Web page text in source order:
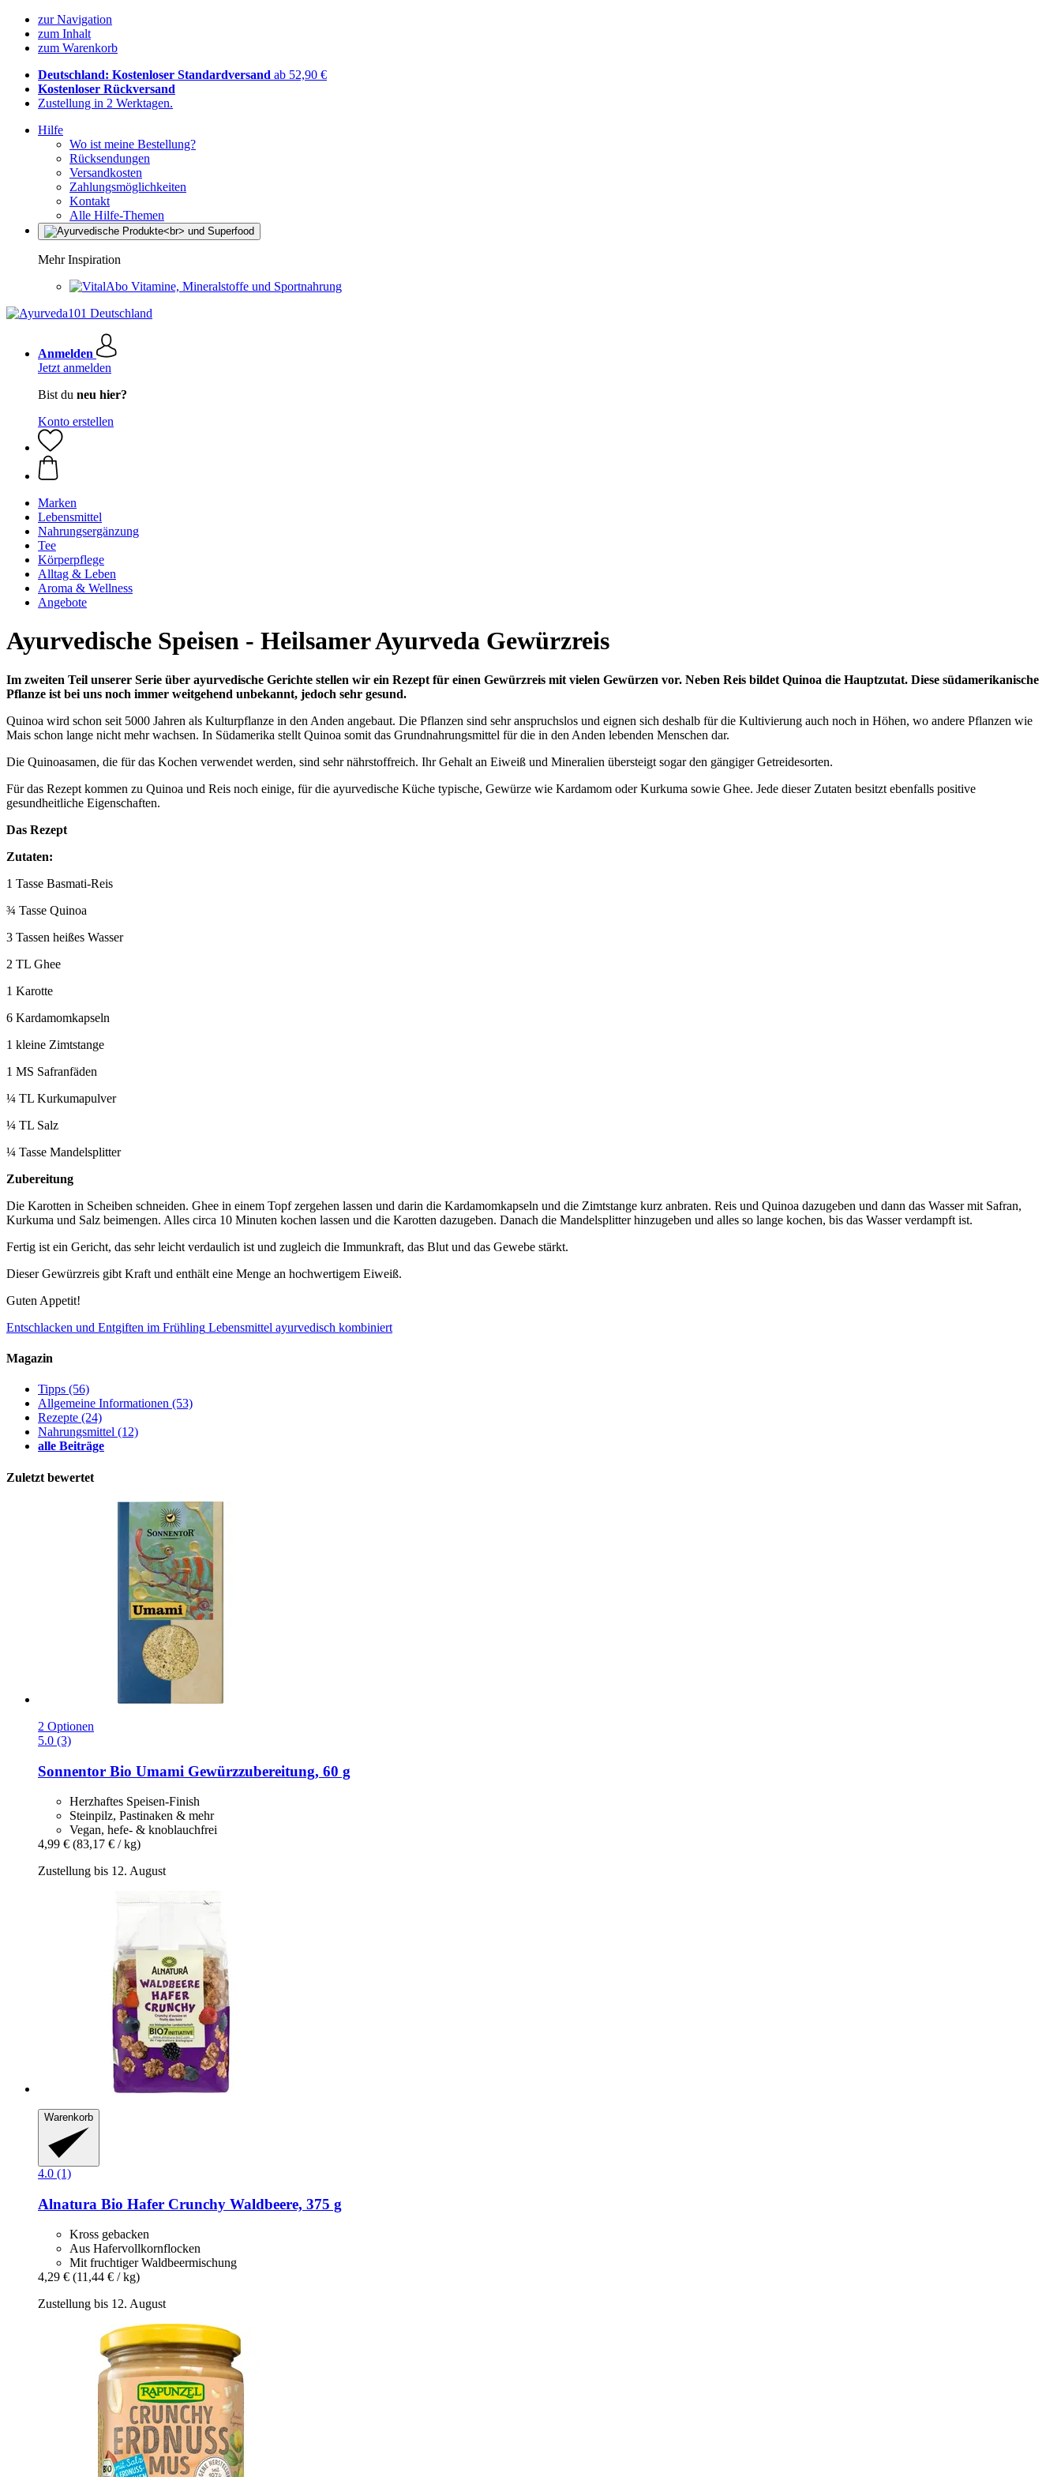
zur Navigation
zum Inhalt
zum Warenkorb
Deutschland: Kostenloser Standardversand ab 52,90 €
Kostenloser Rückversand
Zustellung in 2 Werktagen.
Hilfe
Wo ist meine Bestellung?
Rücksendungen
Versandkosten
Zahlungsmöglichkeiten
Kontakt
Alle Hilfe-Themen
Mehr Inspiration
Vitamine, Mineralstoffe und Sportnahrung
Anmelden
Jetzt anmelden
Bist du neu hier?
Konto erstellen
Marken
Lebensmittel
Nahrungsergänzung
Tee
Körperpflege
Alltag & Leben
Aroma & Wellness
Angebote
Ayurvedische Speisen - Heilsamer Ayurveda Gewürzreis
Im zweiten Teil unserer Serie über ayurvedische Gerichte stellen wir ein Rezept für einen Gewürzreis mit vielen Gewürzen vor. Neben Reis bildet Quinoa die Hauptzutat. Diese südamerikanische
Pflanze ist bei uns noch immer weitgehend unbekannt, jedoch sehr gesund.
Quinoa wird schon seit 5000 Jahren als Kulturpflanze in den Anden angebaut. Die Pflanzen sind sehr anspruchslos und eignen sich deshalb für die Kultivierung auch noch in Höhen, wo andere Pflanzen wie
Mais schon lange nicht mehr wachsen. In Südamerika stellt Quinoa somit das Grundnahrungsmittel für die in den Anden lebenden Menschen dar.
Die Quinoasamen, die für das Kochen verwendet werden, sind sehr nährstoffreich. Ihr Gehalt an Eiweiß und Mineralien übersteigt sogar den gängiger Getreidesorten.
Für das Rezept kommen zu Quinoa und Reis noch einige, für die ayurvedische Küche typische, Gewürze wie Kardamom oder Kurkuma sowie Ghee. Jede dieser Zutaten besitzt ebenfalls positive
gesundheitliche Eigenschaften.
Das Rezept
Zutaten:
1 Tasse Basmati-Reis
¾ Tasse Quinoa
3 Tassen heißes Wasser
2 TL Ghee
1 Karotte
6 Kardamomkapseln
1 kleine Zimtstange
1 MS Safranfäden
¼ TL Kurkumapulver
¼ TL Salz
¼ Tasse Mandelsplitter
Zubereitung
Die Karotten in Scheiben schneiden. Ghee in einem Topf zergehen lassen und darin die Kardamomkapseln und die Zimtstange kurz anbraten. Reis und Quinoa dazugeben und dann das Wasser mit Safran,
Kurkuma und Salz beimengen. Alles circa 10 Minuten kochen lassen und die Karotten dazugeben. Danach die Mandelsplitter hinzugeben und alles so lange kochen, bis das Wasser verdampft ist.
Fertig ist ein Gericht, das sehr leicht verdaulich ist und zugleich die Immunkraft, das Blut und das Gewebe stärkt.
Dieser Gewürzreis gibt Kraft und enthält eine Menge an hochwertigem Eiweiß.
Guten Appetit!
Entschlacken und Entgiften im Frühling Lebensmittel ayurvedisch kombiniert
Magazin
Tipps (56)
Allgemeine Informationen (53)
Rezepte (24)
Nahrungsmittel (12)
alle Beiträge
Zuletzt bewertet
2 Optionen
5.0 (3)
Sonnentor Bio Umami Gewürzzubereitung, 60 g
Herzhaftes Speisen-Finish
Steinpilz, Pastinaken & mehr
Vegan, hefe- & knoblauchfrei
4,99 € (83,17 € / kg)
Zustellung bis 12. August
Warenkorb
4.0 (1)
Alnatura Bio Hafer Crunchy Waldbeere, 375 g
Kross gebacken
Aus Hafervollkornflocken
Mit fruchtiger Waldbeermischung
4,29 € (11,44 € / kg)
Zustellung bis 12. August